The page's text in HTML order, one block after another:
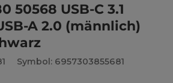
50568 USB-C 3.1
A 2.0 (männlich)
Symbol: 6957303855681